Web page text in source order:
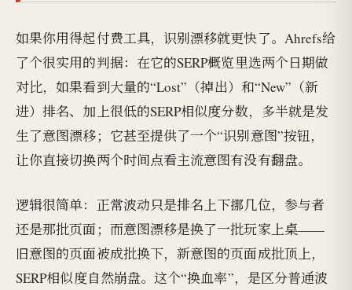
如果你用得起付费工具，识别漂移就更快了。Ahrefs给
了个很实用的判据：在它的SERP概览里选两个日期做
对比，如果看到大量的“Lost”（掉出）和“New”（新
进）排名、加上很低的SERP相似度分数，多半就是发
生了意图漂移；它甚至提供了一个“识别意图”按钮，
让你直接切换两个时间点看主流意图有没有翻盘。
逻辑很简单：正常波动只是排名上下挪几位，参与者
还是那批页面；而意图漂移是换了一批玩家上桌——
旧意图的页面被成批换下，新意图的页面成批顶上，
SERP相似度自然崩盘。这个“换血率”，是区分普通波